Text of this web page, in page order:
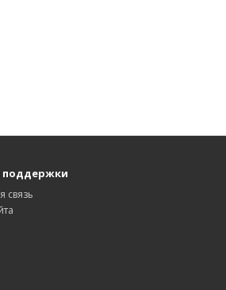
поддержки
связь